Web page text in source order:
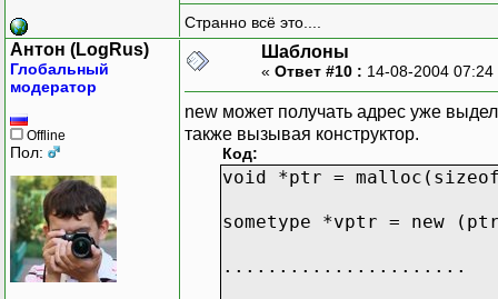
Странно всё это....
Антон (LogRus)
Глобальный
модератор
Offline
Пол:
Шаблоны
« Ответ #10 : 14-08-2004
new может получать адрес уже
также вызывая конструктор.
Код:
void *ptr =
sometype *vptr = new
......................